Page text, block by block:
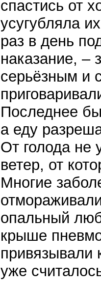
спастись от
усугубляла
раз в день
наказание, –
серьёзным и
Последнее
а еду
От голода не
ветер, от
Многие
опальный
крыше
привязывали
уже